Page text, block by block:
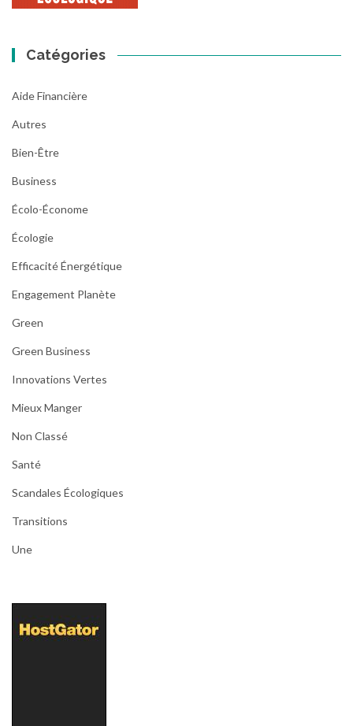
Catégories
Aide Financière
Autres
Bien-Être
Business
Écolo-Économe
Écologie
Efficacité Énergétique
Engagement Planète
Green
Green Business
Innovations Vertes
Mieux Manger
Non Classé
Santé
Scandales Écologiques
Transitions
Une